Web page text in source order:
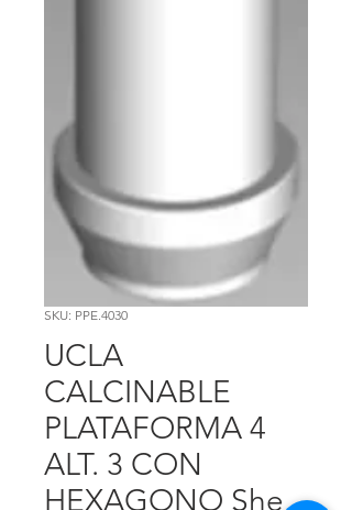
SKU: PPE.4030
UCLA
CALCINABLE
PLATAFORMA 4
ALT. 3 CON
HEXAGONO She